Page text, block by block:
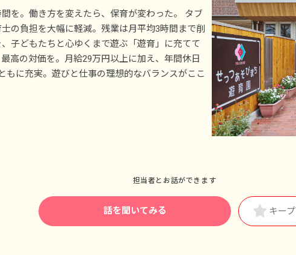
月給303,120円
（内訳）
基本給 205,120円
処遇改善手当 98,000円
宿舎借り上げ制度（月額上限60,000円・2030年度末までの予定）
■昇給年1回（4月）昨年実績：3,000円～
■賞与年3回（7月／12月／3月）昨年実績：計3カ月分
■ミニリフレッシュ休暇（毎年5連休取得可）
■ありがとうリフレッシュ休暇（入社10年毎に14連休）
■アニバーサリー休暇（新婚旅行9連休）
※年間休日110日（有休は別途付与）
を。働き方を変えたら、保育が変わった。 タブ
の負担を大幅に軽減。残業は月平均3時間まで削
子どもたちと心ゆくまで遊ぶ「遊育」に充てて
高の対価を。月給29万円以上に加え、年間休日
もに充実。遊びと仕事の理想的なバランスがここ
担当者とお話ができます
話を聞いてみる キープ